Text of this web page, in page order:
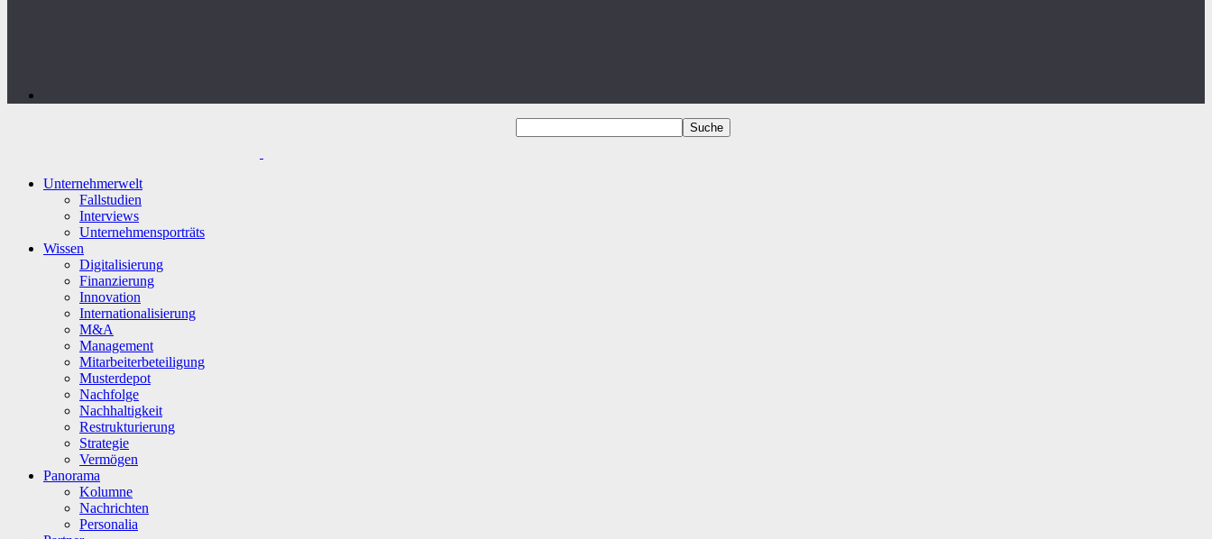
Unternehmerwelt
Fallstudien
Interviews
Unternehmensporträts
Wissen
Digitalisierung
Finanzierung
Innovation
Internationalisierung
M&A
Management
Mitarbeiterbeteiligung
Musterdepot
Nachfolge
Nachhaltigkeit
Restrukturierung
Strategie
Vermögen
Panorama
Kolumne
Nachrichten
Personalia